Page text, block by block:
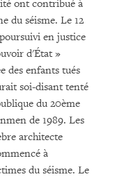
ont contribué à
du séisme. Le 12
en justice
d'État »
des enfants tués
soi-disant tenté
du 20ème
de 1989. Les
architecte
à
du séisme. Le